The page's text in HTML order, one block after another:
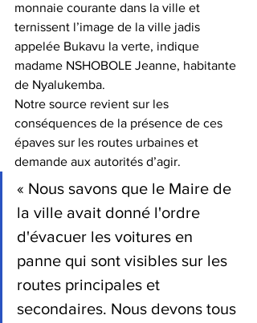
monnaie courante dans la ville et
ternissent l’image de la ville jadis
appelée Bukavu la verte, indique
madame NSHOBOLE Jeanne, habitante
de Nyalukemba.
Notre source revient sur les
conséquences de la présence de ces
épaves sur les routes urbaines et
demande aux autorités d’agir.
« Nous savons que le Maire de
la ville avait donné l'ordre
d'évacuer les voitures en
panne qui sont visibles sur les
routes principales et
secondaires. Nous devons tous